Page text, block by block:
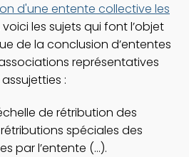
d'une entente collective les
voici les sujets qui font l’objet
de la conclusion d’ententes
représentatives
:
de rétribution des
spéciales des
par l’entente (…).